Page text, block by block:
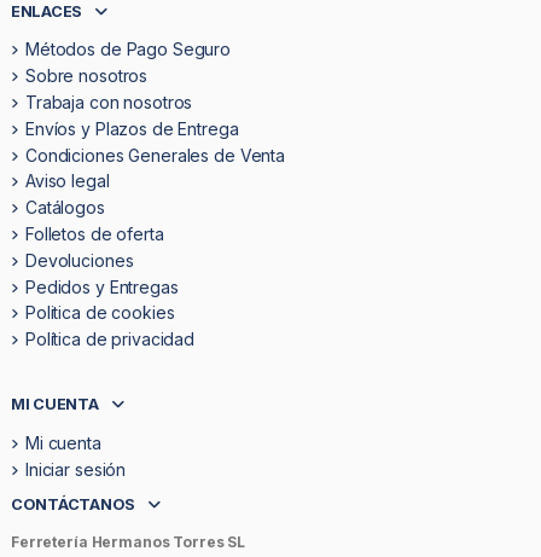
ENLACES
Métodos de Pago Seguro
Sobre nosotros
Trabaja con nosotros
Envíos y Plazos de Entrega
Condiciones Generales de Venta
Aviso legal
Catálogos
Folletos de oferta
Devoluciones
Pedidos y Entregas
Politica de cookies
Política de privacidad
MI CUENTA
Mi cuenta
Iniciar sesión
CONTÁCTANOS
Ferretería Hermanos Torres SL